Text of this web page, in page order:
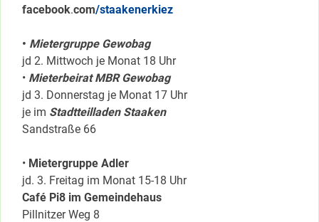
facebook.com/staakenerkiez
• Mietergruppe Gewobag
jd 2. Mittwoch je Monat 18 Uhr
• Mieterbeirat MBR Gewobag
jd 3. Donnerstag je Monat 17 Uhr
je im Stadtteilladen Staaken
Sandstraße 66
• Mietergruppe Adler
jd. 3. Freitag im Monat 15-18 Uhr
Café Pi8 im Gemeindehaus
Pillnitzer Weg 8